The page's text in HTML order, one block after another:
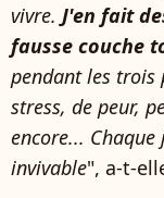
vivre. J'en fait
fausse couche
pendant les trois
stress, de peur,
encore...
invivable", a-t-